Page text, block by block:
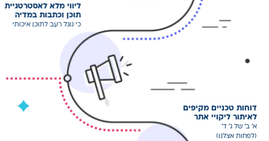
ליווי מלאלאסטרטגיית
תוכן וכתבותבמדיה
כי גוגל רעבלתוכן איכותי
דוחות טכניים מקיפים
לאיתור ליקויי אתר
א' ב' של ג' ד'
(לפחות אצלנו)